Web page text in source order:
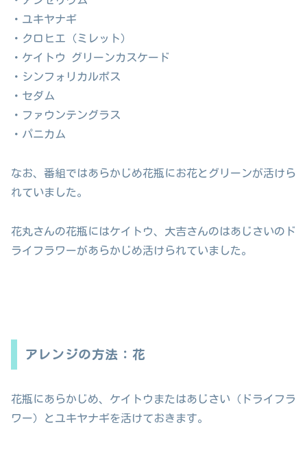
・ユキヤナギ
・クロヒエ（ミレット）
・ケイトウ グリーンカスケード
・シンフォリカルポス
・セダム
・ファウンテングラス
・パニカム
なお、番組ではあらかじめ花瓶にお花とグリーンが活けら
れていました。
花丸さんの花瓶にはケイトウ、大吉さんのはあじさいのド
ライフラワーがあらかじめ活けられていました。
アレンジの方法：花
花瓶にあらかじめ、ケイトウまたはあじさい（ドライフラ
ワー）とユキヤナギを活けておきます。